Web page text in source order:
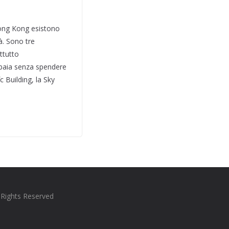
Kong esistono
Sono tre
senza spendere
Building, la Sky
Reserved